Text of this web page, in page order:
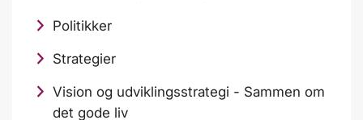
Politikker
Strategier
Vision og udviklingsstrategi - Sammen om
det gode liv